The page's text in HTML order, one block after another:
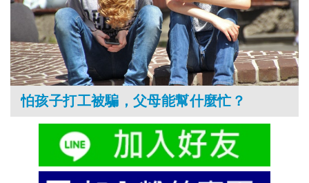
怕孩子打工被騙，父母能幫什麼忙？